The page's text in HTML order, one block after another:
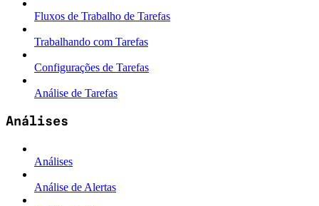
Fluxos de Trabalho de Tarefas
Trabalhando com Tarefas
Configurações de Tarefas
Análise de Tarefas
Análises
Análises
Análise de Alertas